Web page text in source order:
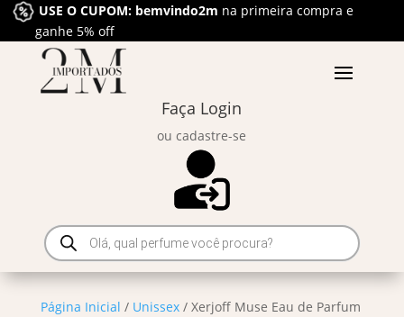
USE O CUPOM: bemvindo2m na primeira compra e
ganhe 5% off
Faça Login
ou cadastre-se
Pesquisar
produtos
Página Inicial / Unissex/ Xerjoff Muse Eau de Parfum